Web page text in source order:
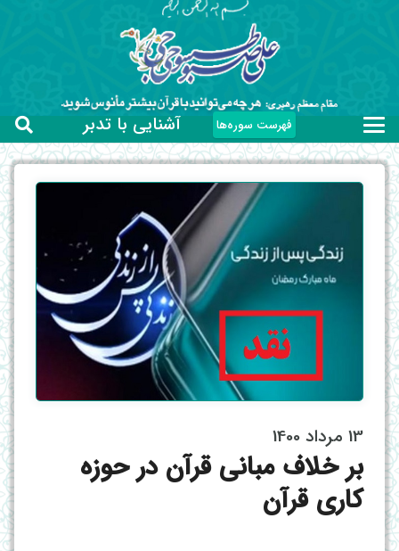
فهرست سوره‌ها آشنایی با تدبر
13 مرداد 1400
بر خلاف مبانی قرآن در حوزه
کاری قرآن